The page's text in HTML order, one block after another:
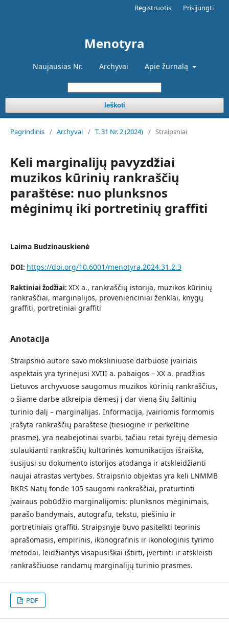
Menotyra
Naujausias Nr. Archyvai Apie žurnalą
Ieškoti
Registruotis Prisijungti
Pagrindinis / Archyvai / T. 31 Nr. 2 (2024) / Straipsniai
Keli marginalijų pavyzdžiai
muzikos kūrinių rankraščių
paraštėse: nuo plunksnos
mėginimų iki portretinių graffiti
Laima Budzinauskienė
DOI: https://doi.org/10.6001/menotyra.2024.31.2.3
Raktiniai žodžiai: XIX a., rankraščių istorija, muzikos kūrinių
rankraščiai, marginalijos, provenienciniai ženklai, knygų
graffiti, portretiniai graffiti
Anotacija
Straipsnio autorė savo moksliniuose darbuose įvairiais
aspektais yra tyrinėjusi XVIII a. pabaigos – XX a. pradžios
Lietuvos archyvuose saugomus muzikos kūrinių rankraščius,
o šiame darbe atkreipia dėmesį į dar vieną šių šaltinių
turinio dalį – marginalijas. Informacija, įvairiomis formomis
įrašyta rankraščių paraštėse (tiesiogine ir perkeltine
prasme), yra neabejotinai svarbi, tačiau retai tyrėjų dėmesio
sulaukianti rankraščių kultūrinės komunikacijos išraiška,
susijusi su dokumento istorijos atodanga ir atskleidžianti
naujai atrastas vertybes. Straipsnio objektas yra keli LNMMB
RKRS Natų fonde 105 saugomi rankraščiai, praturtinti
įvairaus pobūdžio marginalijomis: plunksnos mėginimais,
parašo bandymais, autografu, tekstu, piešiniu ir
portretiniais graffiti. Straipsnyje buvo pasitelkti teorinis
aprašomasis, empirinis, ikonografinis ir ikonologinis tyrimo
metodai, leidžiantys visapusiškai ištirti, įvertinti ir atskleisti
rankraščiuose randamų marginalijų turinio prasmes.
PDF